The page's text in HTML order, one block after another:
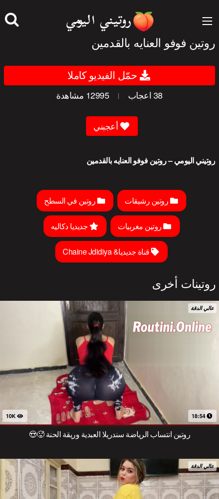
الى
المحتوى
روتين فوفو العنايه بالقدمين
حمّل الفيديو كاملا
12995 مشاهدة | 38 اعجاب
أعجبني
روتيني اليومي – روتين فوفو العنايه بالقدمين
روتين رشيقات روتين في السطح
روتين مغربيات جديديا دكاليه
قناة جديديا& Chaine Jdidiya
روتينات أخرى
عالي الدقة
18:54
روتين انتساب الرياضة سندريلا العبدية وريقة الحنة 🥵😍
عالي الدقة